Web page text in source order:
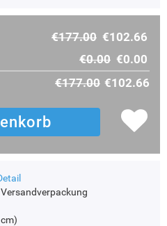
€177.00 €102.66
€0.00 €0.00
€177.00 €102.66